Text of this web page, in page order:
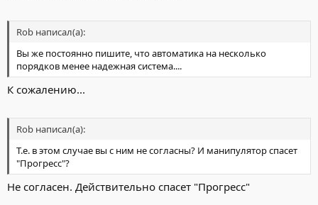
Rob написал(а):
Вы же постоянно пишите, что автоматика на несколько
порядков менее надежная система....
К сожалению...
Rob написал(а):
Т.е. в этом случае вы с ним не согласны? И манипулятор спасет
"Прогресс"?
Не согласен. Действительно спасет "Прогресс"